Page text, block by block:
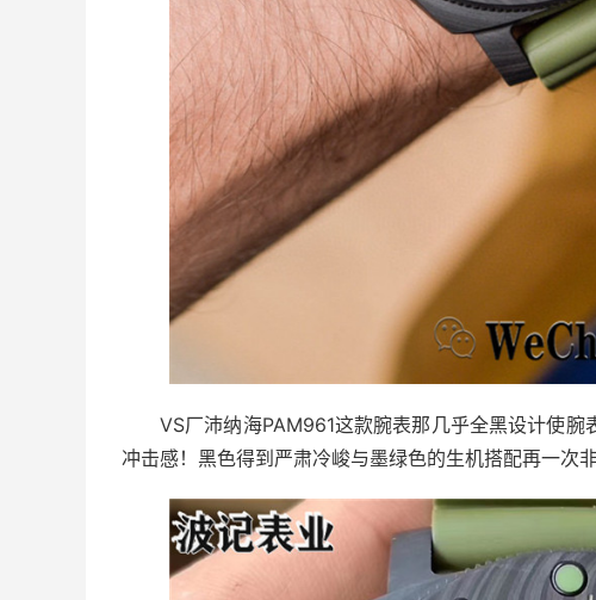
VS厂沛纳海PAM961这款腕表那几乎全黑设计使
冲击感！黑色得到严肃冷峻与墨绿色的生机搭配再一次非